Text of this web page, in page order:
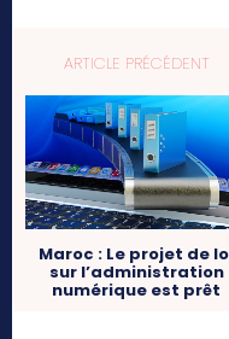
ARTICLE PRÉCÉDENT
Maroc : Le projet de
sur l’administration
numérique est prêt